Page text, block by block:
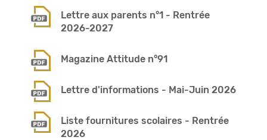
Lettre aux parents n°1 - Rentrée
2026-2027
Magazine Attitude n°91
Lettre d'informations - Mai-Juin 2026
Liste fournitures scolaires - Rentrée
2026